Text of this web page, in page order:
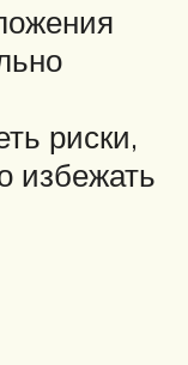
риски,
избежать